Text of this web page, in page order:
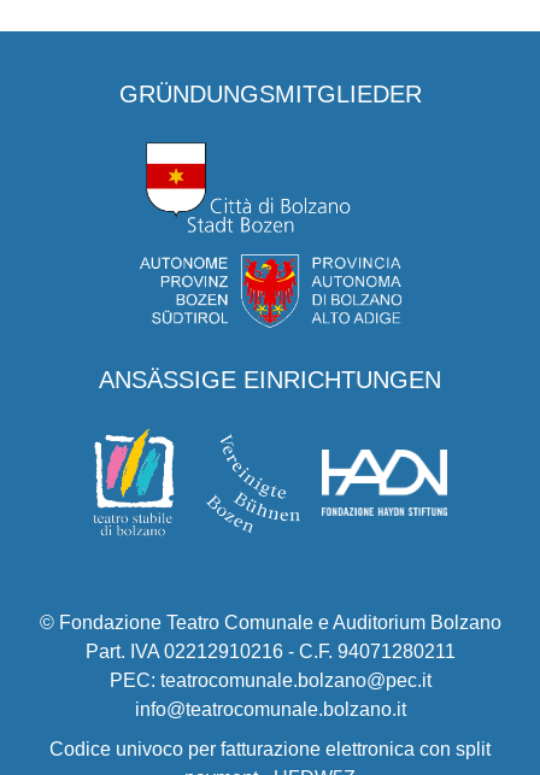
GRÜNDUNGSMITGLIEDER
ANSÄSSIGE EINRICHTUNGEN
© Fondazione Teatro Comunale e Auditorium Bolzano
Part. IVA 02212910216 - C.F. 94071280211
PEC: teatrocomunale.bolzano@pec.it
info@teatrocomunale.bolzano.it
Codice univoco per fatturazione elettronica con split